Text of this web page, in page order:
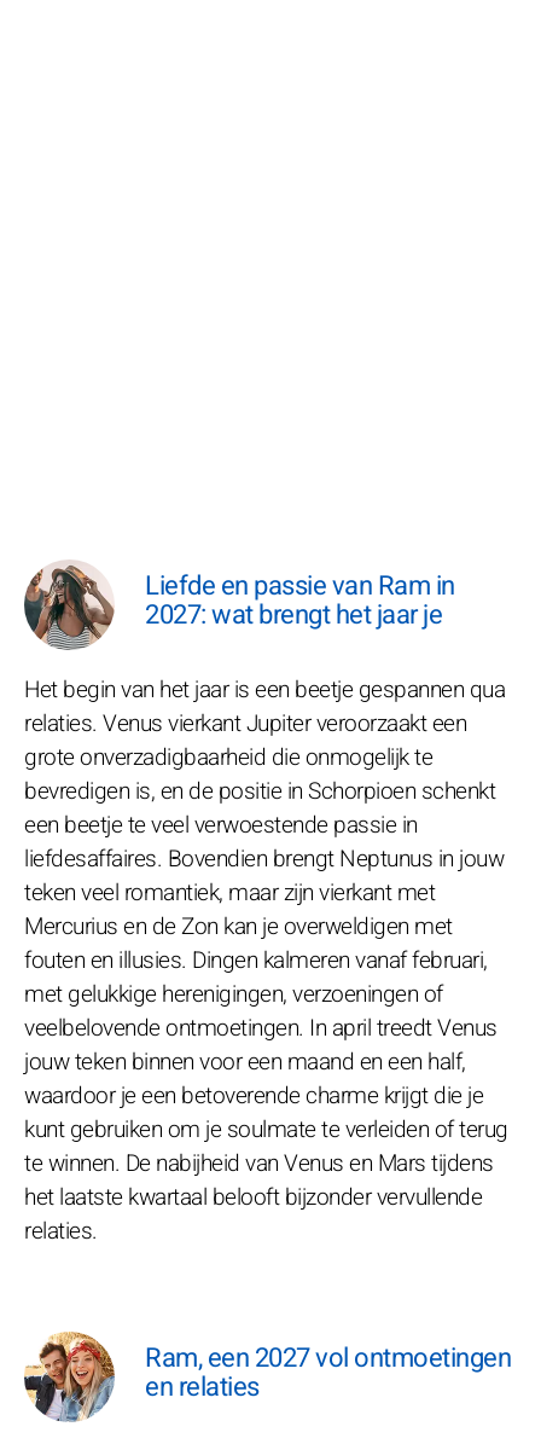
Liefde en passie van Ram in
2027: wat brengt het jaar je
Het begin van het jaar is een beetje gespannen qua
relaties. Venus vierkant Jupiter veroorzaakt een
grote onverzadigbaarheid die onmogelijk te
bevredigen is, en de positie in Schorpioen schenkt
een beetje te veel verwoestende passie in
liefdesaffaires. Bovendien brengt Neptunus in jouw
teken veel romantiek, maar zijn vierkant met
Mercurius en de Zon kan je overweldigen met
fouten en illusies. Dingen kalmeren vanaf februari,
met gelukkige herenigingen, verzoeningen of
veelbelovende ontmoetingen. In april treedt Venus
jouw teken binnen voor een maand en een half,
waardoor je een betoverende charme krijgt die je
kunt gebruiken om je soulmate te verleiden of terug
te winnen. De nabijheid van Venus en Mars tijdens
het laatste kwartaal belooft bijzonder vervullende
relaties.
Ram, een 2027 vol ontmoetingen
en relaties